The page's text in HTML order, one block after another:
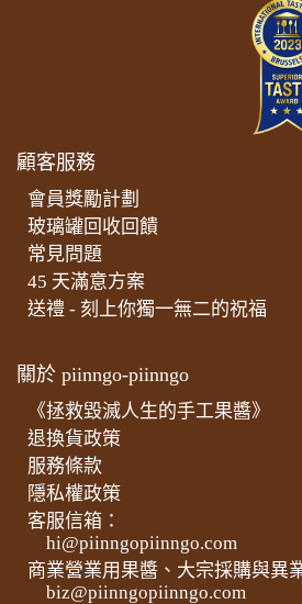
顧客服務
會員獎勵計劃
玻璃罐回收回饋
常見問題
45 天滿意方案
送禮 - 刻上你獨一無二的祝福
關於 piinngo-piinngo
《拯救毀滅人生的手工果醬》
退換貨政策
服務條款
隱私權政策
客服信箱：
hi@piinngopiinngo.com
商業營業用果醬、大宗採購與異
biz@piinngopiinngo.com